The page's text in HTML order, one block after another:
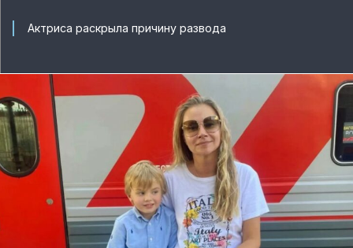
Актриса раскрыла причину развода